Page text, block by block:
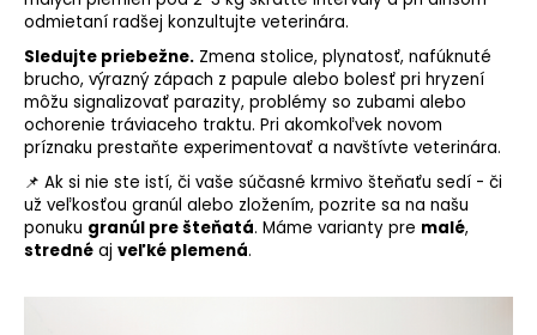
odmietaní radšej konzultujte veterinára.
Sledujte priebežne. Zmena stolice, plynatosť, nafúknuté
brucho, výrazný zápach z papule alebo bolesť pri hryzení
môžu signalizovať parazity, problémy so zubami alebo
ochorenie tráviaceho traktu. Pri akomkoľvek novom
príznaku prestaňte experimentovať a navštívte veterinára.
📌 Ak si nie ste istí, či vaše súčasné krmivo šteňaťu sedí - či
už veľkosťou granúl alebo zložením, pozrite sa na našu
ponuku granúl pre šteňatá. Máme varianty pre malé,
stredné aj veľké plemená.